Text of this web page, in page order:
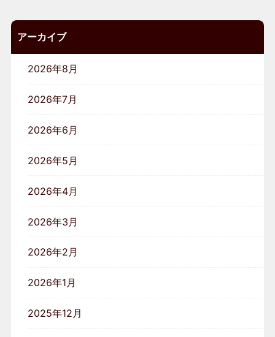
アーカイブ
2026年8月
2026年7月
2026年6月
2026年5月
2026年4月
2026年3月
2026年2月
2026年1月
2025年12月